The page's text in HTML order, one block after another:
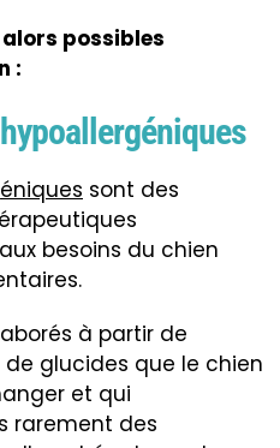
possibles
:
sont des
besoins du chien
à partir de
glucides que le chien
et qui
rarement des